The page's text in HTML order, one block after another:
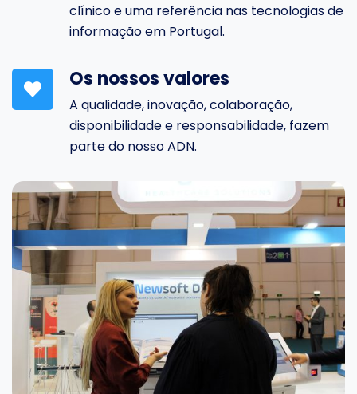
clínico e uma referência nas tecnologias de
informação em Portugal.
Os nossos valores
A qualidade, inovação, colaboração,
disponibilidade e responsabilidade, fazem
parte do nosso ADN.